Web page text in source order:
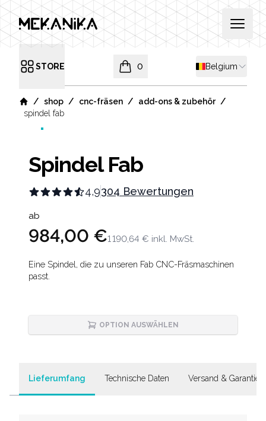
MEKANIKA Open
Open menu
STORE Shipping
Belgium
0
items in cart, view bag
Home
/ shop / cnc-fräsen / add-ons & zubehör /
spindel fab
Spindel Fab
4,9304 Bewertungen
Product information
ab
984,00 €1 190,64 € inkl. MwSt.
Description
Eine Spindel, die zu unseren Fab CNC-Fräsmaschinen
passt.
OPTION AUSWÄHLEN
Lieferumfang Technische Daten Versand & Garantie